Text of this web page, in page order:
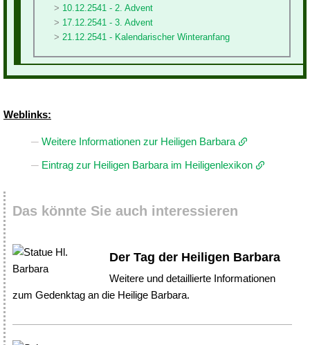
10.12.2541 - 2. Advent
17.12.2541 - 3. Advent
21.12.2541 - Kalendarischer Winteranfang
Weblinks:
Weitere Informationen zur Heiligen Barbara
Eintrag zur Heiligen Barbara im Heiligenlexikon
Das könnte Sie auch interessieren
Der Tag der Heiligen Barbara
Weitere und detaillierte Informationen
zum Gedenktag an die Heilige Barbara.